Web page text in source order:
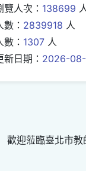
人次： 138699
： 2839918 人
： 1307 人
新日期： 2026-
歡迎蒞臨臺北市